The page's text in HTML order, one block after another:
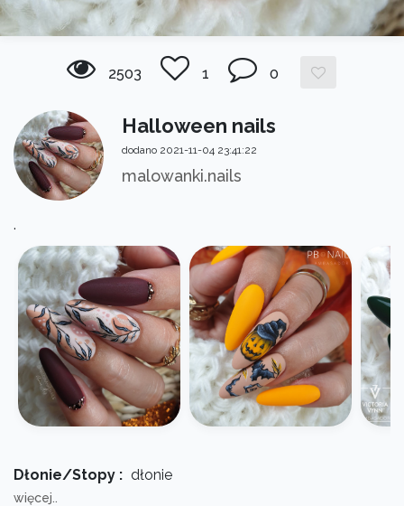
2503 1 0
Halloween nails
dodano 2021-11-04 23:41:22
malowanki.nails
.
Dłonie/Stopy : dłonie
więcej..